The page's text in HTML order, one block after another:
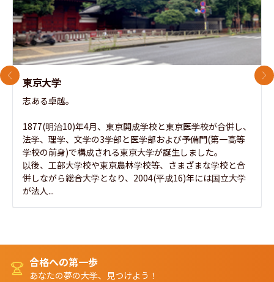
東京大学
志ある卓越。
1877(明治10)年4月、東京開成学校と東京医学校が合併し、
法学、理学、文学の3学部と医学部および予備門(第一高等
学校の前身)で構成される東京大学が誕生しました。
以後、工部大学校や東京農林学校等、さまざまな学校と合
併しながら総合大学となり、2004(平成16)年には国立大学
が法人...
前のスライド 次
合格への第一歩
あなたの夢の大学、見つけよう！